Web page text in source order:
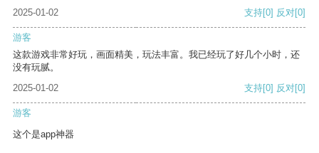
2025-01-02
支持[0] 反对[0]
游客
这款游戏非常好玩，画面精美，玩法丰富。我已经玩了好几个小时，还
没有玩腻。
2025-01-02
支持[0] 反对[0]
游客
这个是app神器